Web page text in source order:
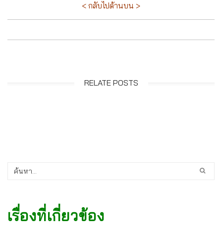
< กลับไปด้านบน >
RELATE POSTS
เรื่องที่เกี่ยวข้อง